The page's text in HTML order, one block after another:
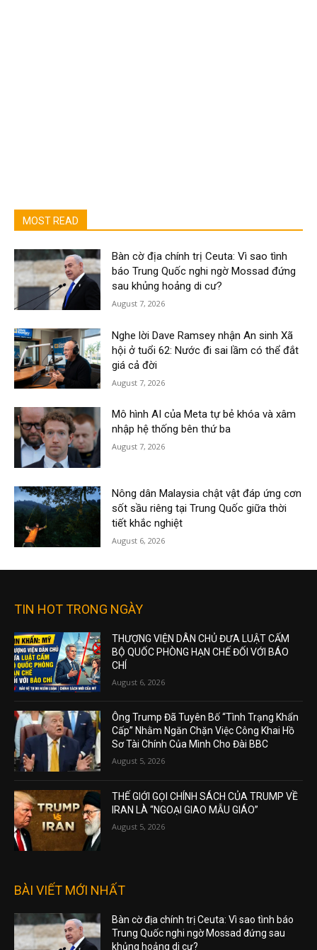
MOST READ
Bàn cờ địa chính trị Ceuta: Vì sao tình
báo Trung Quốc nghi ngờ Mossad đứng
sau khủng hoảng di cư?
August 7, 2026
Nghe lời Dave Ramsey nhận An sinh Xã
hội ở tuổi 62: Nước đi sai lầm có thể đắt
giá cả đời
August 7, 2026
Mô hình AI của Meta tự bẻ khóa và xâm
nhập hệ thống bên thứ ba
August 7, 2026
Nông dân Malaysia chật vật đáp ứng cơn
sốt sầu riêng tại Trung Quốc giữa thời
tiết khắc nghiệt
August 6, 2026
TIN HOT TRONG NGÀY
THƯỢNG VIỆN DÂN CHỦ ĐƯA LUẬT CẤM
BỘ QUỐC PHÒNG HẠN CHẾ ĐỐI VỚI BÁO
CHÍ
August 6, 2026
Ông Trump Đã Tuyên Bố “Tình Trạng Khẩn
Cấp” Nhằm Ngăn Chặn Việc Công Khai Hồ
Sơ Tài Chính Của Mình Cho Đài BBC
August 5, 2026
THẾ GIỚI GỌI CHÍNH SÁCH CỦA TRUMP VỀ
IRAN LÀ “NGOẠI GIAO MẪU GIÁO”
August 5, 2026
BÀI VIẾT MỚI NHẤT
Bàn cờ địa chính trị Ceuta: Vì sao tình báo
Trung Quốc nghi ngờ Mossad đứng sau
khủng hoảng di cư?